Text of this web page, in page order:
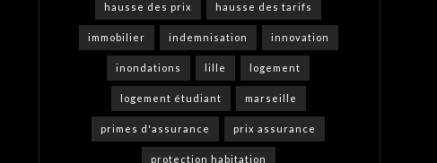
hausse des prix hausse des tarifs
immobilier indemnisation innovation
inondations lille logement
logement étudiant marseille
primes d'assurance prix assurance
protection habitation